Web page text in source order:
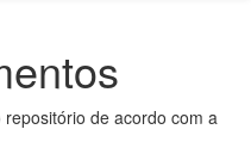
de acordo com a